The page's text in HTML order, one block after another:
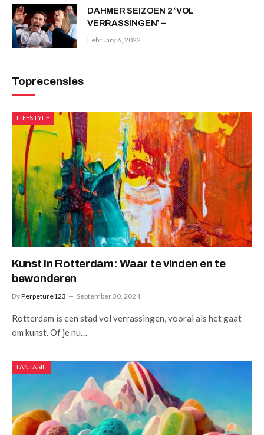
DAHMER SEIZOEN 2 ‘VOL
VERRASSINGEN’ –
February 6, 2022
Toprecensies
LIFESTYLE
Kunst in Rotterdam: Waar te vinden en te
bewonderen
ByPerpeture123 September 30, 2024
Rotterdam is een stad vol verrassingen, vooral als het gaat
om kunst. Of je nu…
FANTASIE